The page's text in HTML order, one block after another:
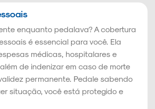
enquanto pedalava? A cobertura
é essencial para você. Ela
médicas, hospitalares e
de indenizar em caso de morte
permanente. Pedale sabendo
situação, você está protegido e